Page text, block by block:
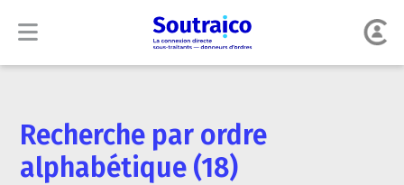
Recherche par ordre
alphabétique (18)